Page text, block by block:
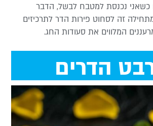
נכנסת למטבח לבשל, הדבר
זה לסחוט פירות הדר לתרכיזים
המלווים את סעודות החג.
הדרים